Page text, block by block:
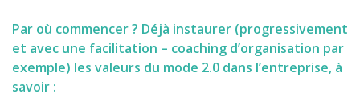
Par où commencer ? Déjà instaurer (progressivement
et avec une facilitation – coaching d’organisation par
exemple) les valeurs du mode 2.0 dans l’entreprise, à
savoir :